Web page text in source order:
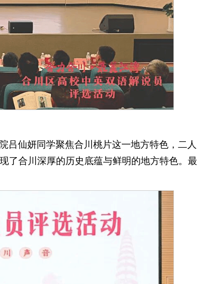
吕仙妍同学聚焦合川桃片这一地方特色，二人
了合川深厚的历史底蕴与鲜明的地方特色。最